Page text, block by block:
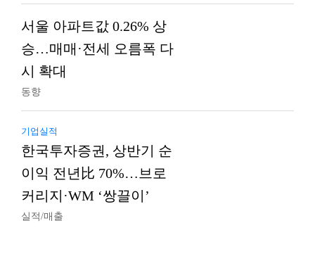
서울 아파트값 0.26% 상
승…매매·전세 오름폭 다
시 확대
동향
기업실적
한국투자증권, 상반기 순
이익 전년比 70%…브로
커리지·WM ‘쌍끌이’
실적/매출